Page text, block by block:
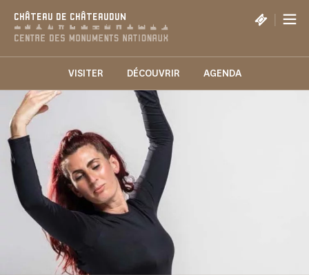
CHÂTEAU DE CHÂTEAUDUN |
VISITER DÉCOUVRIR AGENDA